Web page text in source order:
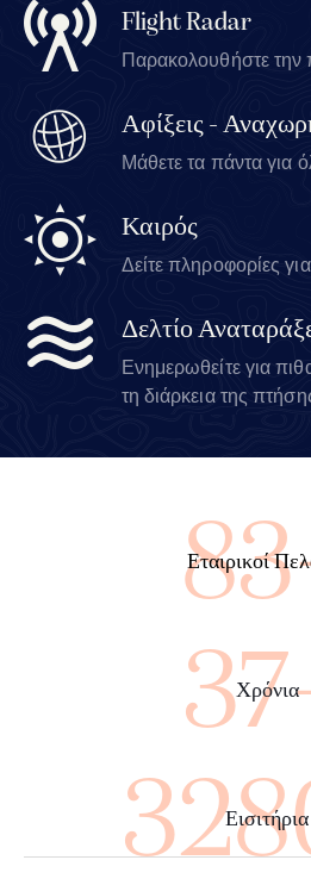
Flight Radar
Παρακολουθήστε την
Αφίξεις -
Μάθετε τα πάντα για
Καιρός
Δείτε πληροφορίες
Δελτίο
Ενημερωθείτε για
τη διάρκεια της
Εταιρικοί
Χρόνια
Εισιτήρια